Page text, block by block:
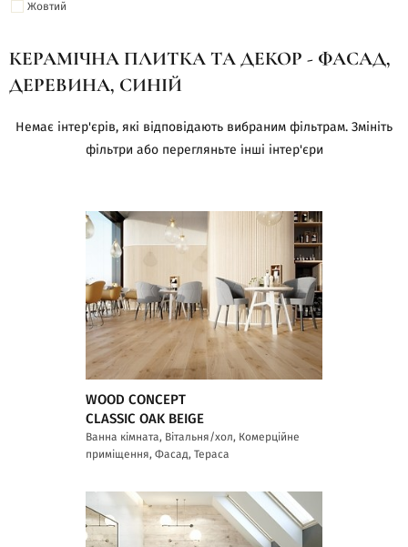
Жовтий
КЕРАМІЧНА ПЛИТКА ТА ДЕКОР - ФАСАД,
ДЕРЕВИНА, СИНІЙ
Немає інтер'єрів, які відповідають вибраним фільтрам. Змініть
фільтри або перегляньте інші інтер'єри
WOOD CONCEPT
CLASSIC OAK BEIGE
Ванна кімната, Вітальня/хол, Комерційне
приміщення, Фасад, Тераса